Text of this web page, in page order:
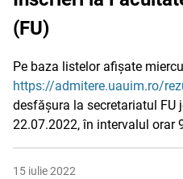
(FU)
Pe baza listelor afișate
https://admitere.uauim.ro/
desfășura la secretariatul FU
22.07.2022, în intervalul orar
15 iulie 2022